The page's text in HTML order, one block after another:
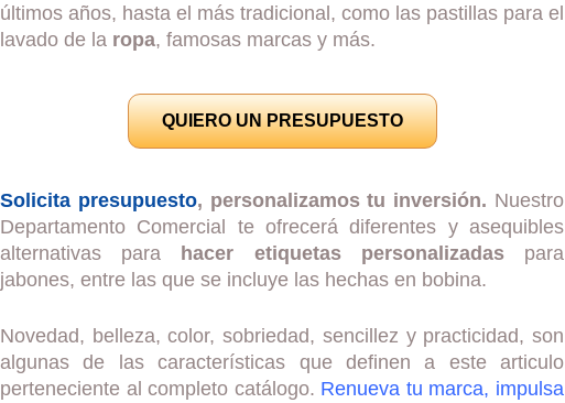
últimos años, hasta el más tradicional, como las pastillas para el
lavado de la ropa, famosas marcas y más.
QUIERO UN PRESUPUESTO
Solicita presupuesto, personalizamos tu inversión. Nuestro
Departamento Comercial te ofrecerá diferentes y asequibles
alternativas para
hacer etiquetas personalizadaspara
jabones, entre las que se incluye las hechas en bobina.
Novedad, belleza, color, sobriedad, sencillez y practicidad, son
algunas de las características que definen a este articulo
perteneciente al completo catálogo. Renueva tu marca, impulsa